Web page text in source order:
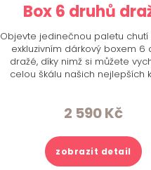
Box 6 druhů
Objevte jedinečnou paletu chutí
exkluzivním dárkový boxem 6
dražé, díky nimž si můžete
celou škálu našich nejlepších
2 590Kč
zobrazit detail